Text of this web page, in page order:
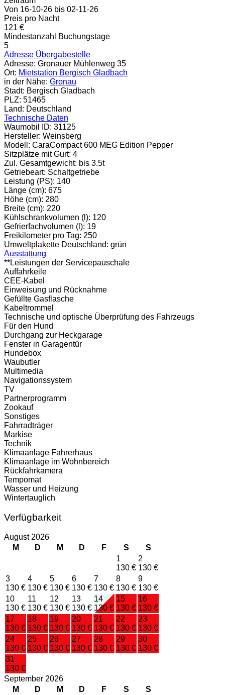
Von 16-10-26 bis 02-11-26
Preis pro Nacht
121 €
Mindestanzahl Buchungstage
5
Adresse Übergabestelle
Adresse: Gronauer Mühlenweg 35
Ort: Mietstation Bergisch Gladbach
in der Nähe: Gronau
Stadt: Bergisch Gladbach
PLZ: 51465
Land: Deutschland
Technische Daten
Waumobil ID: 31125
Hersteller: Weinsberg
Modell: CaraCompact 600 MEG Edition Pepper
Sitzplätze mit Gurt: 4
Zul. Gesamtgewicht: bis 3.5t
Getriebeart: Schaltgetriebe
Leistung (PS): 140
Länge (cm): 675
Höhe (cm): 280
Breite (cm): 220
Kühlschrankvolumen (l): 120
Gefrierfachvolumen (l): 19
Freikilometer pro Tag: 250
Umweltplakette Deutschland: grün
Ausstattung
**Leistungen der Servicepauschale
Auffahrkeile
CEE-Kabel
Einweisung und Rücknahme
Gefüllte Gasflasche
Kabeltrommel
Technische und optische Überprüfung des Fahrzeugs
Für den Hund
Durchgang zur Heckgarage
Fenster in Garagentür
Hundebox
Waubutler
Multimedia
Navigationssystem
TV
Partnerprogramm
Zookauf
Sonstiges
Fahrradträger
Markise
Technik
Klimaanlage Fahrerhaus
Klimaanlage im Wohnbereich
Rückfahrkamera
Tempomat
Wasser und Heizung
Wintertauglich
Verfügbarkeit
August 2026
M
D M D F S
S
1
130 €
2
130 €
3
130 €
4
130 €
5
130 €
6
130 €
7
130 €
8
130 €
9
130 €
10
130 €
11
130 €
12
130 €
13
130 €
14
130 €
15
130 €
16
130 €
17
130 €
18
130 €
19
130 €
20
130 €
21
130 €
22
130 €
23
130 €
24
130 €
25
130 €
26
130 €
27
130 €
28
130 €
29
130 €
30
130 €
31
130 €
September 2026
M
D M D F S
S